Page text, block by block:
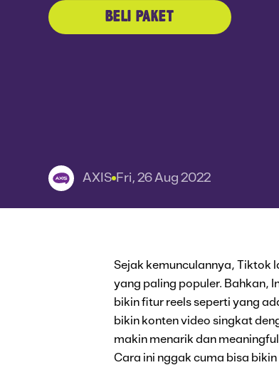
BELI PAKET
AXIS Fri, 26 Aug 2022
Sejak kemunculannya, Tiktok
yang paling populer. Bahkan,
bikin fitur reels seperti yang
bikin konten video singkat
makin menarik dan
Cara ini nggak cuma bisa